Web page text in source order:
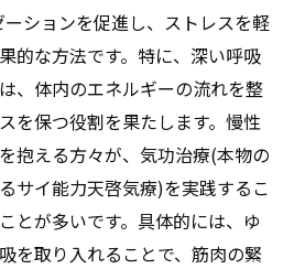
る方法とその重要性
の気功師にも圧倒的に優るサ
療)を用いたチャクラ調整の基
療法で活性化するチャクラ
す心身の変化
や療法で活性化するエネルギ
ションを促進し、ストレスを軽
的な方法です。特に、深い呼吸
、体内のエネルギーの流れを整
を保つ役割を果たします。慢性
抱える方々が、気功治療(本物の
サイ能力天啓気療)を実践するこ
とが多いです。具体的には、ゆ
を取り入れることで、筋肉の緊